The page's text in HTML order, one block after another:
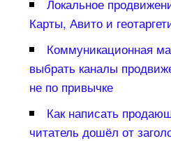
Локальное
Карты, Авито и
Коммуникационная
ыбрать каналы
не по привычке
Как написать
читатель дошёл от